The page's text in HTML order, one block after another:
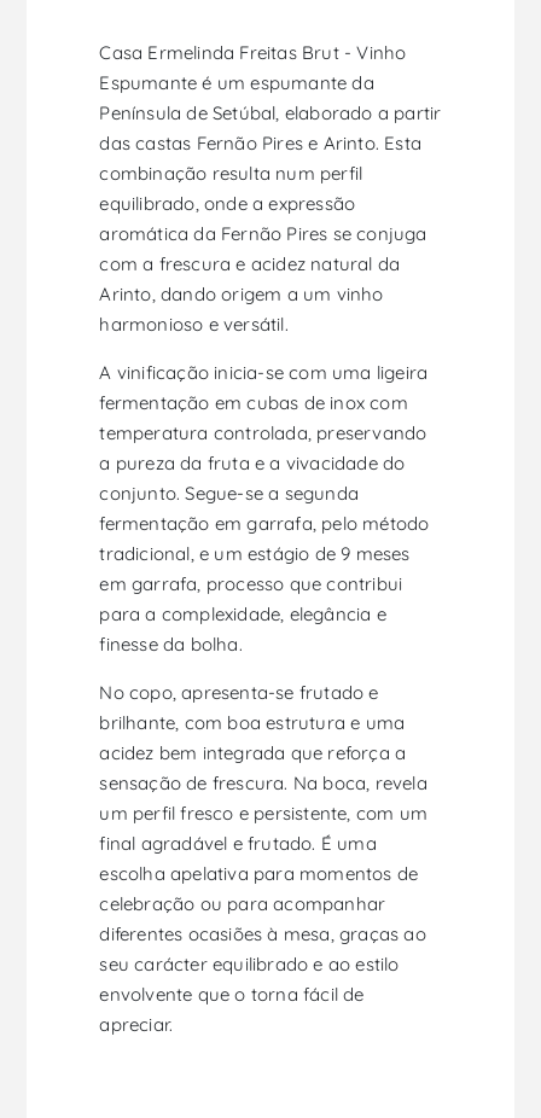
Casa Ermelinda Freitas Brut - Vinho
Espumante é um espumante da
Península de Setúbal, elaborado a partir
das castas Fernão Pires e Arinto. Esta
combinação resulta num perfil
equilibrado, onde a expressão
aromática da Fernão Pires se conjuga
com a frescura e acidez natural da
Arinto, dando origem a um vinho
harmonioso e versátil.
A vinificação inicia-se com uma ligeira
fermentação em cubas de inox com
temperatura controlada, preservando
a pureza da fruta e a vivacidade do
conjunto. Segue-se a segunda
fermentação em garrafa, pelo método
tradicional, e um estágio de 9 meses
em garrafa, processo que contribui
para a complexidade, elegância e
finesse da bolha.
No copo, apresenta-se frutado e
brilhante, com boa estrutura e uma
acidez bem integrada que reforça a
sensação de frescura. Na boca, revela
um perfil fresco e persistente, com um
final agradável e frutado. É uma
escolha apelativa para momentos de
celebração ou para acompanhar
diferentes ocasiões à mesa, graças ao
seu carácter equilibrado e ao estilo
envolvente que o torna fácil de
apreciar.